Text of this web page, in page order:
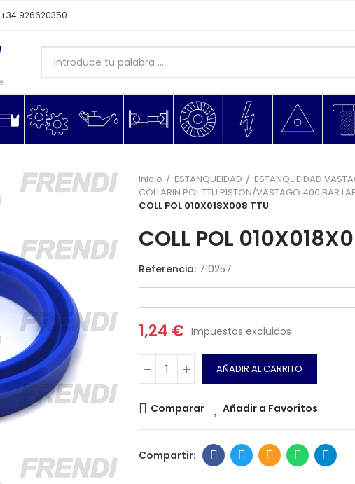
+34 926620350
Inicio ESTANQUEIDAD
ESTANQUEIDAD
COLLARIN POL TTU PISTON/VASTAGO 400 BAR
COLL POL 010X018X008 TTU
COLL POL
Referencia: 710257
1,24 € Impuestos excluidos
AÑADIR AL CARRITO
Comparar Añadir a Favoritos